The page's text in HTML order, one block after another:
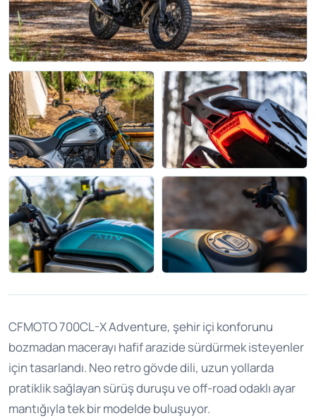
CFMOTO 700CL-X Adventure, şehir içi konforunu
bozmadan macerayı hafif arazide sürdürmek isteyenler
için tasarlandı. Neo retro gövde dili, uzun yollarda
pratiklik sağlayan sürüş duruşu ve off-road odaklı ayar
mantığıyla tek bir modelde buluşuyor.